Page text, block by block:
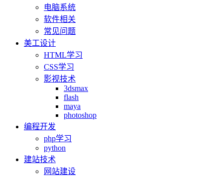
电脑系统
软件相关
常见问题
美工设计
HTML学习
CSS学习
影视技术
3dsmax
flash
maya
photoshop
编程开发
php学习
python
建站技术
网站建设